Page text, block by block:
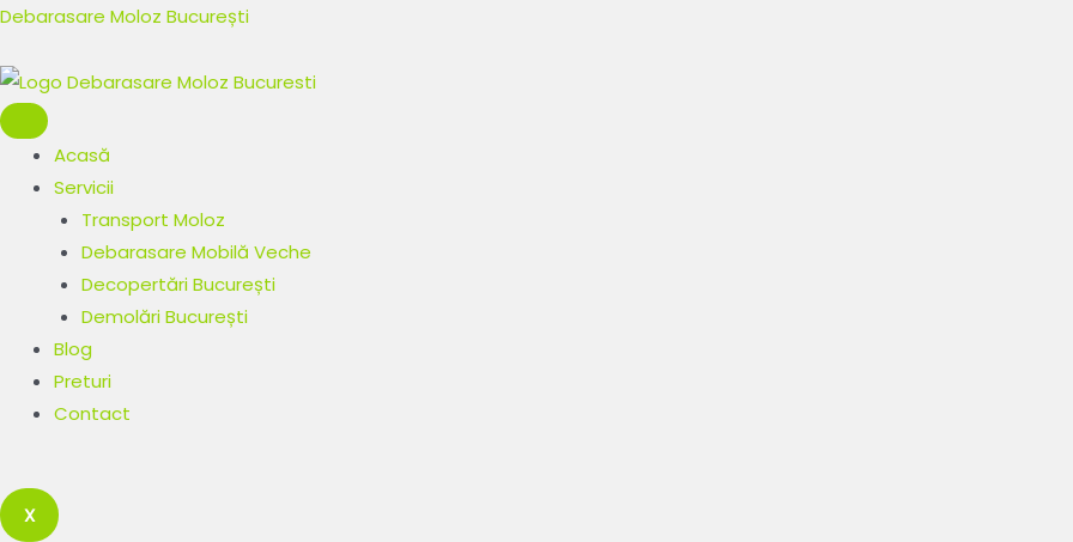
Skip
content
Debarasare Moloz București
Acasă
Servicii
Transport Moloz
Debarasare Mobilă Veche
Decopertări București
Demolări București
Blog
Preturi
Contact
X
Post